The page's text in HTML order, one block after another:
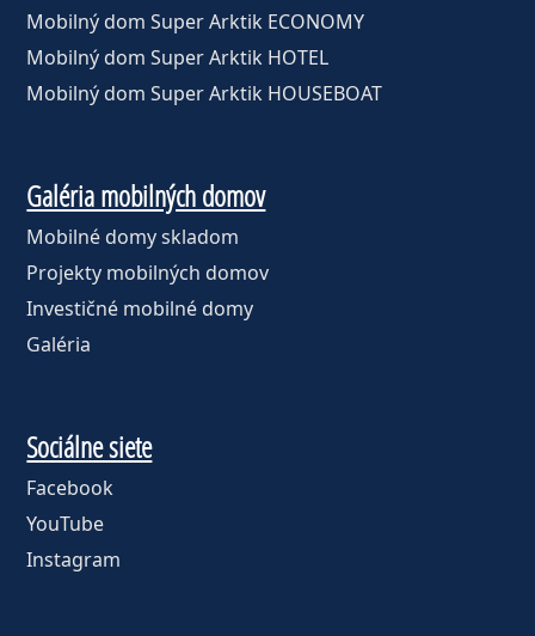
Mobilný dom Super Arktik ECONOMY
Mobilný dom Super Arktik HOTEL
Mobilný dom Super Arktik HOUSEBOAT
Galéria mobilných domov
Mobilné domy skladom
Projekty mobilných domov
Investičné mobilné domy
Galéria
Sociálne siete
Facebook
YouTube
Instagram